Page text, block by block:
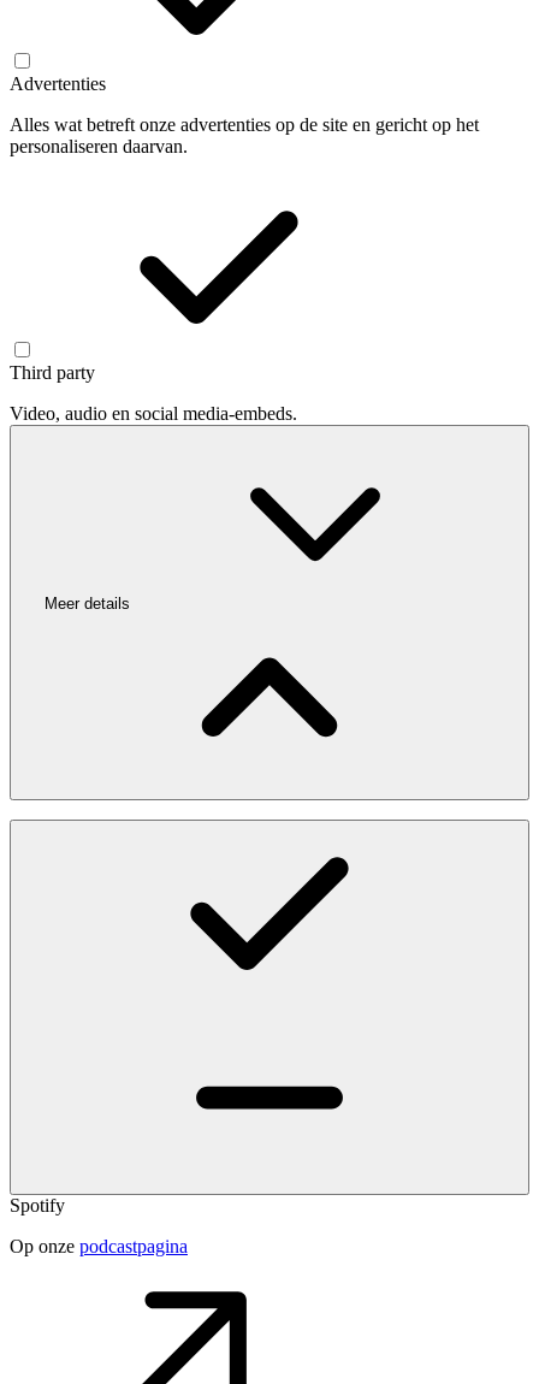
Advertenties
Alles wat betreft onze advertenties op de site en gericht op het
personaliseren daarvan.
Third party
Video, audio en social media-embeds.
Meer details
Spotify
Op onze podcastpagina